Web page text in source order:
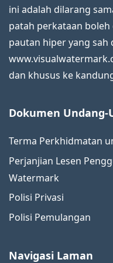
ini adalah dilarang
patah perkataan
pautan hiper yang sah
dan khusus ke
Dokumen Undang-
Terma Perkhidmatan
Perjanjian Lesen
Watermark
Polisi Privasi
Polisi Pemulangan
Navigasi Laman